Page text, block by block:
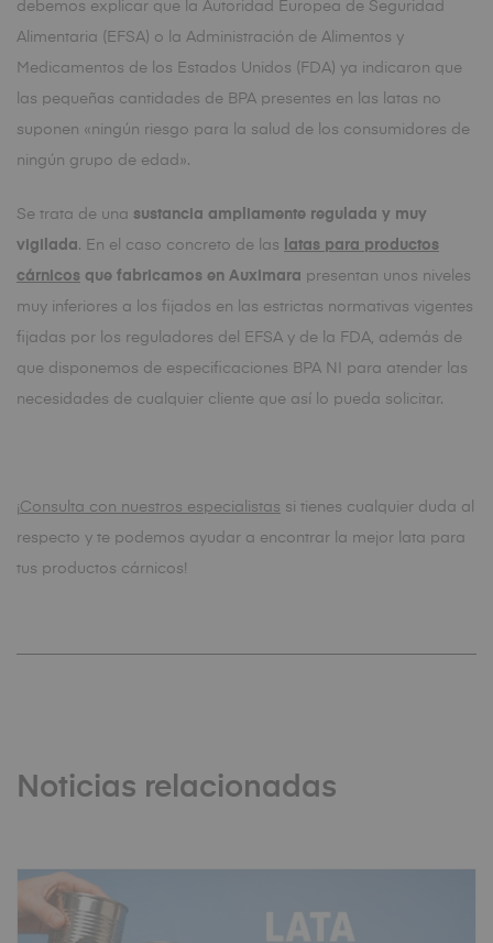
debemos explicar que la Autoridad Europea de Seguridad
Alimentaria (EFSA) o la Administración de Alimentos y
Medicamentos de los Estados Unidos (FDA) ya indicaron que
las pequeñas cantidades de BPA presentes en las latas no
suponen «ningún riesgo para la salud de los consumidores de
ningún grupo de edad».
Se trata de una sustancia ampliamente regulada y muy
vigilada. En el caso concreto de las
latas para productos
cárnicos que fabricamos en Auximara presentan unos niveles
muy inferiores a los fijados en las estrictas normativas vigentes
fijadas por los reguladores del EFSA y de la FDA, además de
que disponemos de especificaciones BPA NI para atender las
necesidades de cualquier cliente que así lo pueda solicitar.
¡Consulta con nuestros especialistas si tienes cualquier duda al
respecto y te podemos ayudar a encontrar la mejor lata para
tus productos cárnicos!
Noticias relacionadas